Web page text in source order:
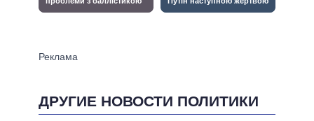
ДРУГИЕ НОВОСТИ ПОЛИТИКИ